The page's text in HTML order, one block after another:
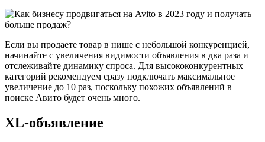
Если вы продаете товар в нише с небольшой конкуренцией,
начинайте с увеличения видимости объявления в два раза и
отслеживайте динамику спроса. Для высококонкурентных
категорий рекомендуем сразу подключать максимальное
увеличение до 10 раз, поскольку похожих объявлений в
поиске Авито будет очень много.
XL-объявление